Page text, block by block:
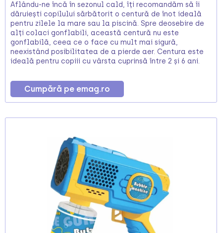
Aflându-ne încă în sezonul cald, îți recomandăm să îi
dăruiești copilului sărbătorit o centură de înot ideală
pentru zilele la mare sau la piscină. Spre deosebire de
alți colaci gonflabili, această centură nu este
gonflabilă, ceea ce o face cu mult mai sigură,
neexistând posibilitatea de a pierde aer. Centura este
ideală pentru copiii cu vârsta cuprinsă între 2 și 6 ani.
Cumpără pe emag.ro